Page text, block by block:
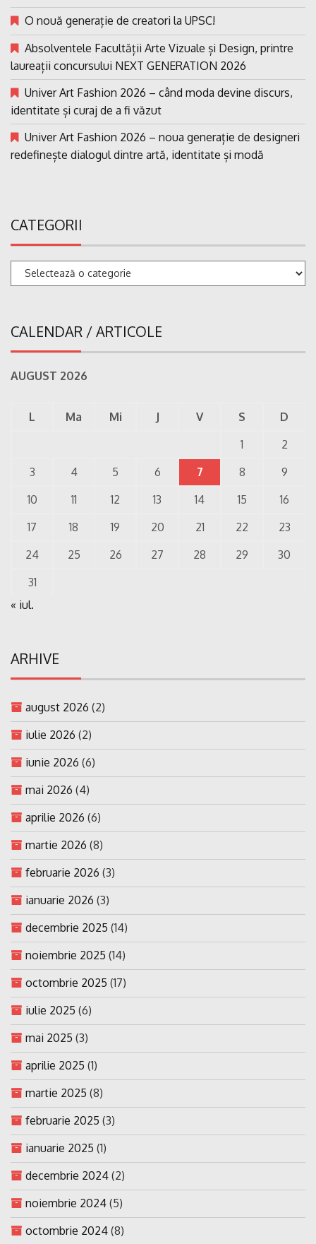
O nouă generație de creatori la UPSC!
Absolventele Facultății Arte Vizuale și Design, printre
laureații concursului NEXT GENERATION 2026
Univer Art Fashion 2026 – când moda devine discurs,
identitate și curaj de a fi văzut
Univer Art Fashion 2026 – noua generație de designeri
redefinește dialogul dintre artă, identitate și modă
CATEGORII
Categorii
CALENDAR / ARTICOLE
AUGUST 2026
L Ma Mi J V S
D
1
2
3
4 5 6 7 8
9
10
11 12 13 14 15
16
17
18 19 20 21 22
23
24
25 26 27 28 29
30
31
« iul.
ARHIVE
august 2026 (2)
iulie 2026 (2)
iunie 2026 (6)
mai 2026 (4)
aprilie 2026 (6)
martie 2026 (8)
februarie 2026 (3)
ianuarie 2026 (3)
decembrie 2025 (14)
noiembrie 2025 (14)
octombrie 2025 (17)
iulie 2025 (6)
mai 2025 (3)
aprilie 2025 (1)
martie 2025 (8)
februarie 2025 (3)
ianuarie 2025 (1)
decembrie 2024 (2)
noiembrie 2024 (5)
octombrie 2024 (8)